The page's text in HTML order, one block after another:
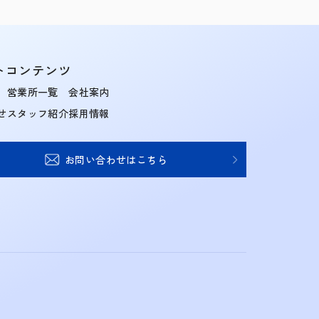
コンテンツ
営業所一覧
スタッフ紹介
会社案内
採用情報
お問い合わせはこちら